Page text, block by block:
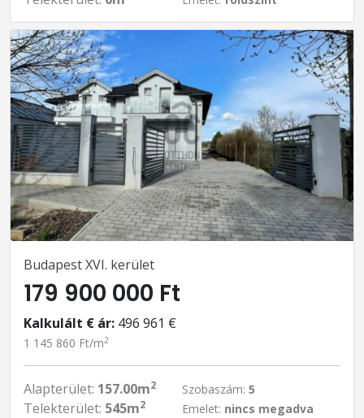
Budapest XVI. kerület
179 900 000 Ft
Kalkulált € ár: 496 961 €
1 145 860 Ft/m2
Alapterület: 157.00m2
Telekterület: 545m2
Szobaszám: 5
Emelet: nincs megadva